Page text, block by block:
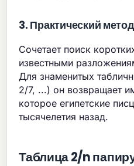
3. Практический
Сочетает поиск
известными
Для знаменитых
2/7, ...) он возвращает
которое египетские
тысячелетия назад.
Таблица 2/n